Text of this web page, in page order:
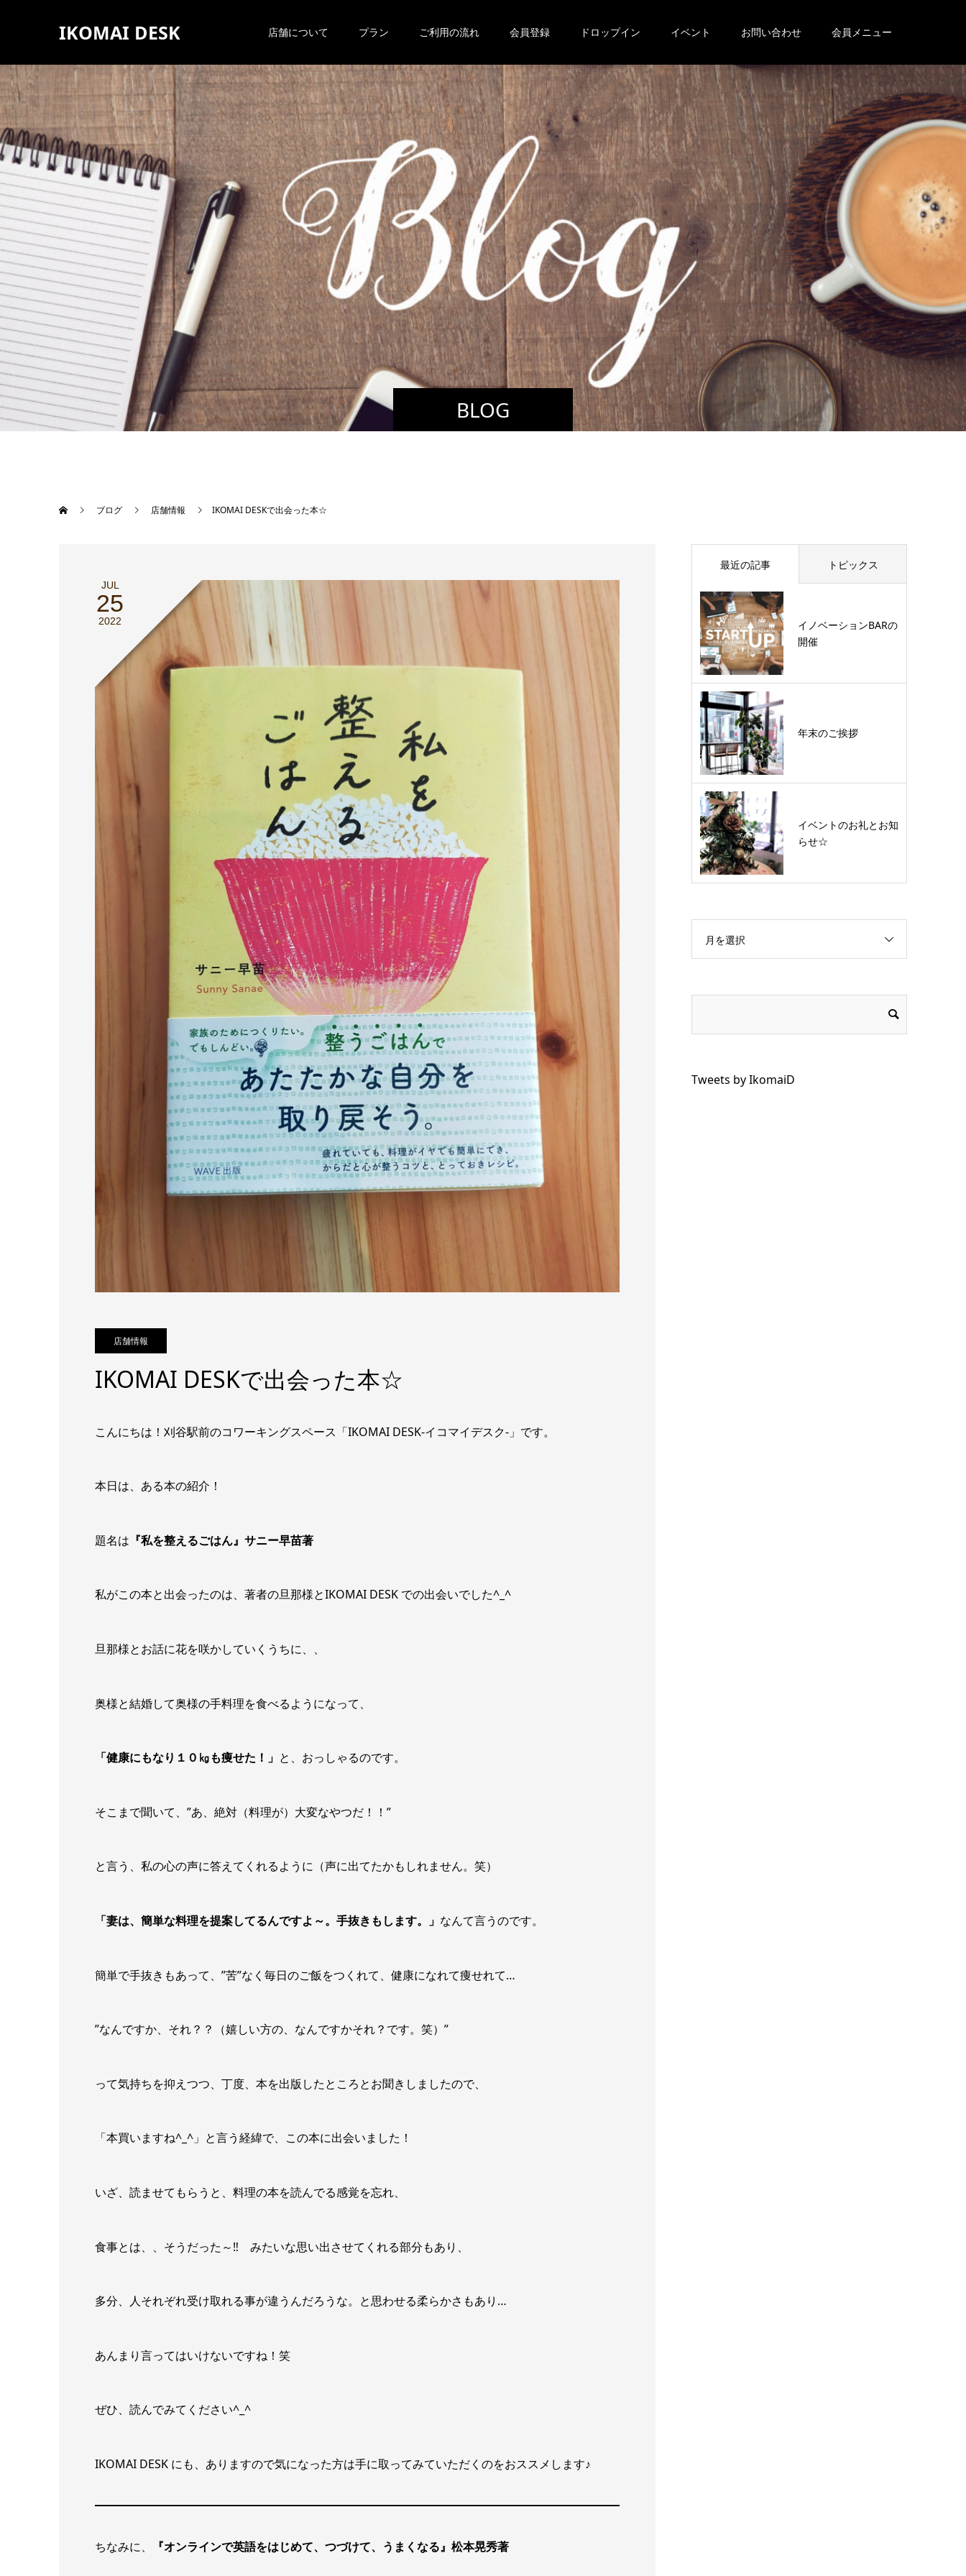
IKOMAI DESK 店舗について プラン ご利用の流れ 会員登録 ドロップイン イベント お問い合わせ 会員メニュー
BLOG
ブログ 店舗情報 IKOMAI DESKで出会った本☆
JUL
25
2022
店舗情報
IKOMAI DESKで出会った本☆
こんにちは！刈谷駅前のコワーキングスペース「IKOMAI DESK-イコマイデスク-」です。
本日は、ある本の紹介！
題名は 『私を整えるごはん』サニー早苗著
私がこの本と出会ったのは、著者の旦那様とIKOMAI DESK での出会いでした^_^
旦那様とお話に花を咲かしていくうちに、、
奥様と結婚して奥様の手料理を食べるようになって、
「健康にもなり１０㎏も痩せた！」 と、おっしゃるのです。
そこまで聞いて、”あ、絶対（料理が）大変なやつだ！！”
と言う、私の心の声に答えてくれるように（声に出てたかもしれません。笑）
「妻は、簡単な料理を提案してるんですよ～。手抜きもします。」 なんて言うのです。
簡単で手抜きもあって、”苦”なく毎日のご飯をつくれて、健康になれて痩せれて…
”なんですか、それ？？（嬉しい方の、なんですかそれ？です。笑）”
って気持ちを抑えつつ、丁度、本を出版したところとお聞きしましたので、
「本買いますね^_^」と言う経緯で、この本に出会いました！
いざ、読ませてもらうと、料理の本を読んでる感覚を忘れ、
食事とは、、そうだった～‼ みたいな思い出させてくれる部分もあり、
多分、人それぞれ受け取れる事が違うんだろうな。と思わせる柔らかさもあり…
あんまり言ってはいけないですね！笑
ぜひ、読んでみてください^_^
IKOMAI DESK にも、ありますので気になった方は手に取ってみていただくのをおススメします♪
ちなみに、 『オンラインで英語をはじめて、つづけて、うまくなる』松本晃秀著
最近の記事 トピックス
イノベーションBARの
開催
年末のご挨拶
イベントのお礼とお知
らせ☆
月を選択
Tweets by IkomaiD